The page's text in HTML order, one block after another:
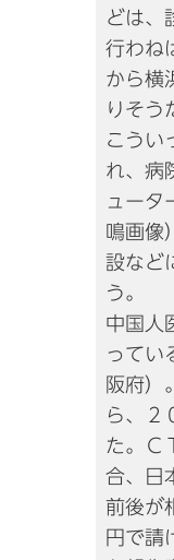
どは、
行わね
から横
りそう
こうい
れ、病
ュータ
鳴画像
設など
う。
中国人
ってい
阪府）
ら、２
た。Ｃ
合、日
前後が
円で請